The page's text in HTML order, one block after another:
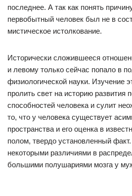
последнее. А так как понять
первобытный человек был не в
мистическое истолкование.
Исторически сложившееся
и левому только сейчас попало в
физиологической науки. Изучение
пролить свет на историю развития
способностей человека и сулит
то, что у человека существует
пространства и его оценка в
полом, твердо установленный
некоторыми различиями в
большими полушариями мозга у